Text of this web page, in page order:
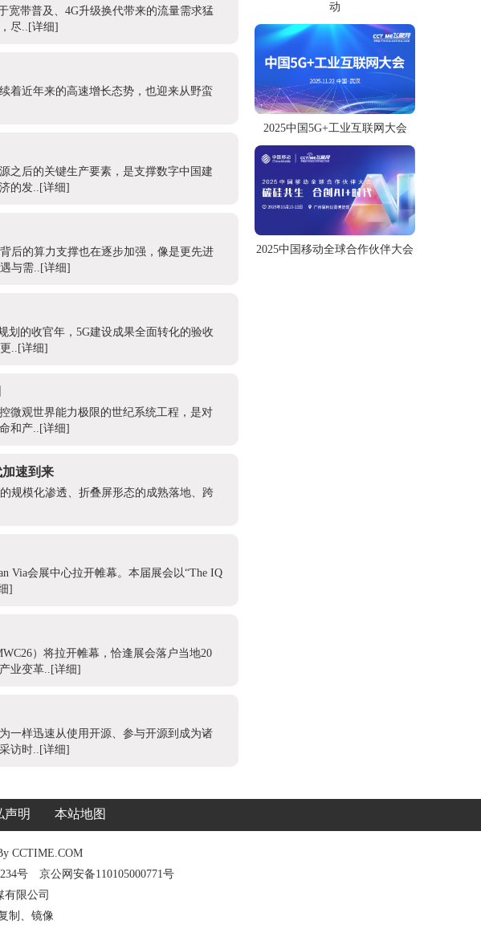
宽带普及、4G升级换代带来的流量需求猛
尽.. [详细]
着近年来的高速增长态势，也迎来从野蛮
之后的关键生产要素，是支撑数字中国建
的发.. [详细]
后的算力支撑也在逐步加强，像是更先进
与需.. [详细]
划的收官年，5G建设成果全面转化的验收
.. [详细]
微观世界能力极限的世纪系统工程，是对
和产.. [详细]
速到来
规模化渗透、折叠屏形态的成熟落地、跨
Via会展中心拉开帷幕。本届展会以“The IQ
]
）将拉开帷幕，恰逢展会落户当地20
业变革..[详细]
一样迅速从使用开源、参与开源到成为诸
访时..[详细]
动
2025中国5G+工业互联网大会
2025中国移动全球合作伙伴大会
声明 本站地图
CCTIME.COM
号
京公网安备110105000771号
限公司
制、镜像